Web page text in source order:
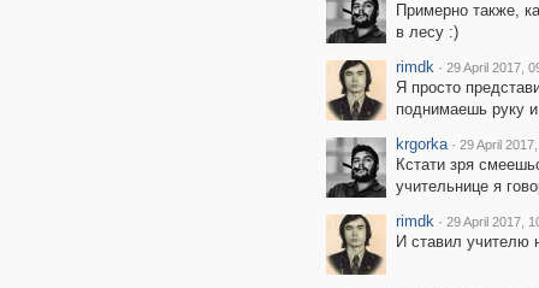
Примерно также,
в лесу :)
rimdk · 29 April 2017,
Я просто
поднимаешь руку
krgorka · 29 April
Кстати зря
учительнице я
rimdk · 29 April 2017,
И ставил учителю